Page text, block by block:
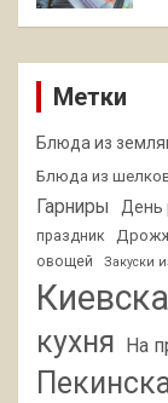
Метки
Блюда из
Блюда из
Гарниры День
праздник
овощей
Закуски
кухня
На